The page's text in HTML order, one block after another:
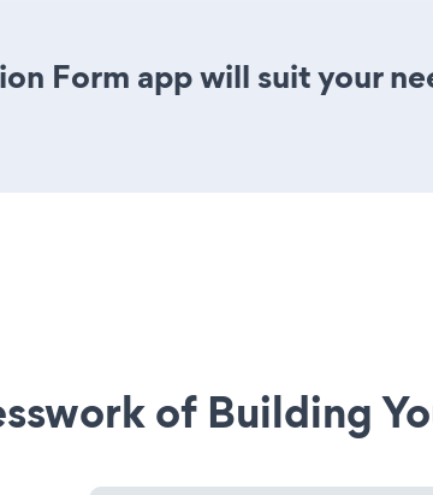
Form app will suit your
of Building